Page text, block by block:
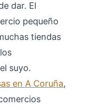
dar. El
pequeño
tiendas
suyo.
en A Coruña,